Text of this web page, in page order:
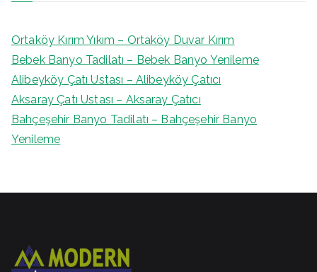
Ortaköy Kırım Yıkım – Ortaköy Duvar Kırım
Bebek Banyo Tadilatı – Bebek Banyo Yenileme
Alibeyköy Çatı Ustası – Alibeyköy Çatıcı
Aksaray Çatı Ustası – Aksaray Çatıcı
Bahçeşehir Banyo Tadilatı – Bahçeşehir Banyo
Yenileme